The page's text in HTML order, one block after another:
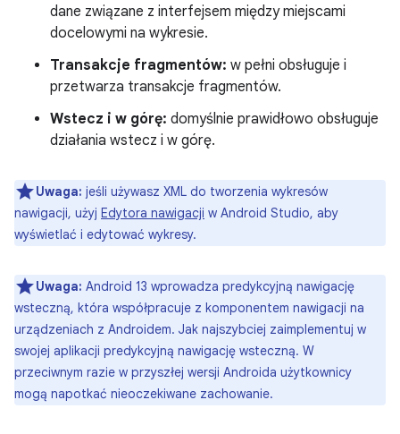
dane związane z interfejsem między miejscami
docelowymi na wykresie.
Transakcje fragmentów: w pełni obsługuje i
przetwarza transakcje fragmentów.
Wstecz i w górę: domyślnie prawidłowo obsługuje
działania wstecz i w górę.
Uwaga: jeśli używasz XML do tworzenia wykresów
nawigacji, użyj Edytora nawigacji w Android Studio, aby
wyświetlać i edytować wykresy.
Uwaga: Android 13 wprowadza predykcyjną nawigację
wsteczną, która współpracuje z komponentem nawigacji na
urządzeniach z Androidem. Jak najszybciej zaimplementuj w
swojej aplikacji predykcyjną nawigację wsteczną. W
przeciwnym razie w przyszłej wersji Androida użytkownicy
mogą napotkać nieoczekiwane zachowanie.